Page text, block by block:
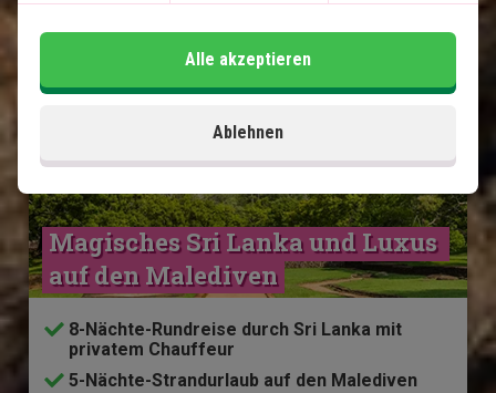
Magisches Sri Lanka und Luxus
auf den Malediven
8-Nächte-Rundreise durch Sri Lanka mit
privatem Chauffeur
5-Nächte-Strandurlaub auf den Malediven
Ablehnen
Alle akzeptieren